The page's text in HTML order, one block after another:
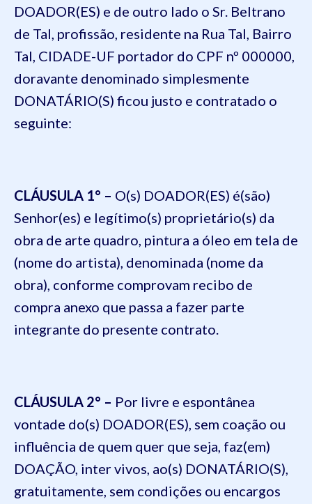
DOADOR(ES) e de outro lado o Sr. Beltrano
de Tal, profissão, residente na Rua Tal, Bairro
Tal, CIDADE-UF portador do CPF nº 000000,
doravante denominado simplesmente
DONATÁRIO(S) ficou justo e contratado o
seguinte:
CLÁUSULA 1° – O(s) DOADOR(ES) é(são)
Senhor(es) e legítimo(s) proprietário(s) da
obra de arte quadro, pintura a óleo em tela de
(nome do artista), denominada (nome da
obra), conforme comprovam recibo de
compra anexo que passa a fazer parte
integrante do presente contrato.
CLÁUSULA 2° – Por livre e espontânea
vontade do(s) DOADOR(ES), sem coação ou
influência de quem quer que seja, faz(em)
DOAÇÃO, intervivos, ao(s) DONATÁRIO(S),
gratuitamente, sem condições ou encargos